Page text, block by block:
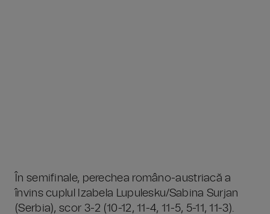
În semifinale, perechea româno-austriacă a
învins cuplul Izabela Lupulesku/Sabina Surjan
(Serbia), scor 3-2 (10-12, 11-4, 11-5, 5-11, 11-3).